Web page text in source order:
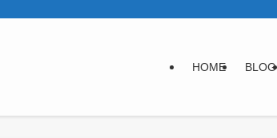
HOME BLOG